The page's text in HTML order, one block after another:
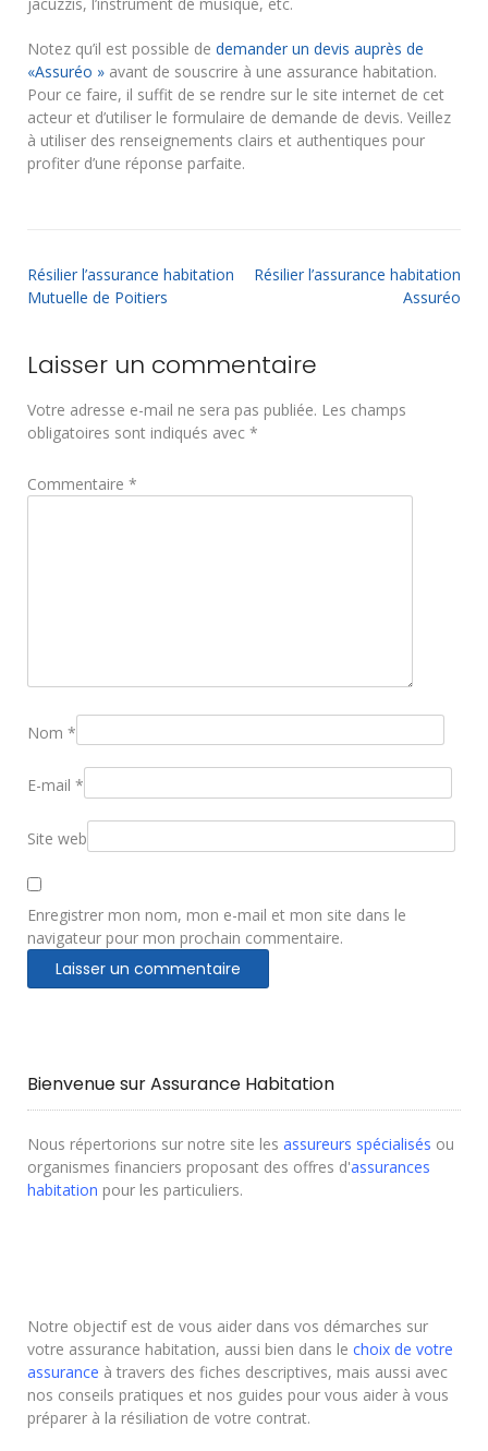
Notez qu’il est possible de demander un devis auprès de
«Assuréo » avant de souscrire à une assurance habitation.
Pour ce faire, il suffit de se rendre sur le site internet de cet
acteur et d’utiliser le formulaire de demande de devis. Veillez
à utiliser des renseignements clairs et authentiques pour
profiter d’une réponse parfaite.
Résilier l’assurance habitation
Mutuelle de Poitiers
Résilier l’assurance habitation
Assuréo
Laisser un commentaire
Votre adresse e-mail ne sera pas publiée. Les champs
obligatoires sont indiqués avec *
Commentaire *
Nom *
E-mail *
Site web
Enregistrer mon nom, mon e-mail et mon site dans le
navigateur pour mon prochain commentaire.
Bienvenue sur Assurance Habitation
Nous répertorions sur notre site les assureurs spécialisés ou
organismes financiers proposant des offres d'assurances
habitation pour les particuliers.
Notre objectif est de vous aider dans vos démarches sur
votre assurance habitation, aussi bien dans le choix de votre
assurance à travers des fiches descriptives, mais aussi avec
nos conseils pratiques et nos guides pour vous aider à vous
préparer à la résiliation de votre contrat.